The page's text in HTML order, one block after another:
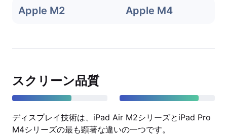
Apple M2 Apple M4
スクリーン品質
ディスプレイ技術は、iPad Air M2シリーズとiPad Pro
M4シリーズの最も顕著な違いの一つです。